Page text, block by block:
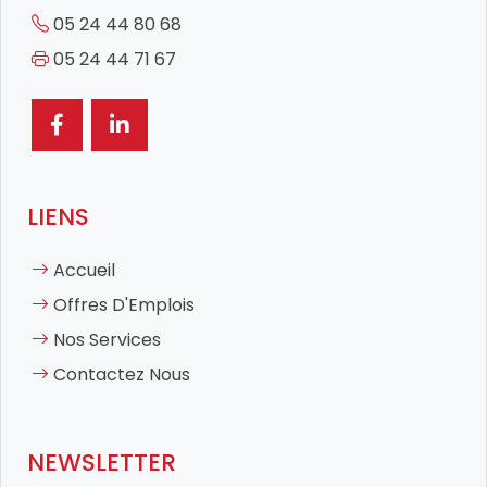
05 24 44 80 68
05 24 44 71 67
LIENS
Accueil
Offres D'Emplois
Nos Services
Contactez Nous
NEWSLETTER